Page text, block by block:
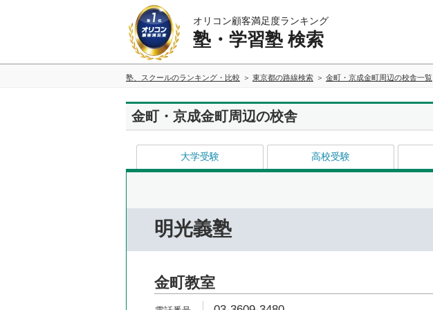
オリコン顧客満足度ランキング
塾・学習塾 検索
塾、スクールのランキング・比較 東京都の路線検索 金町・京成金町周辺の校舎一覧
金町・京成金町周辺の校舎
大学受験 高校受験
明光義塾
金町教室